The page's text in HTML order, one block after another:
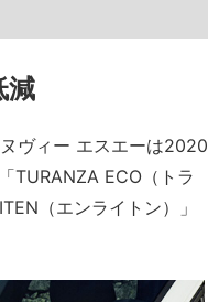
減
ヴィー エスエーは2020
TURANZA ECO（トラ
（エンライトン）」